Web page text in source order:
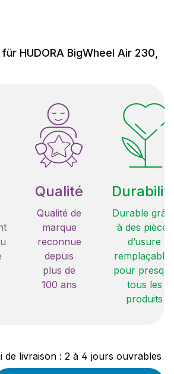
HUDORA BigWheel Air 230,
Qualité
Qualité de
marque
reconnue
depuis
plus de
100 ans
Durable
à des pièces
d’usure
remplaçables
pour
tous les
produits
de livraison : 2 à 4 jours ouvrables